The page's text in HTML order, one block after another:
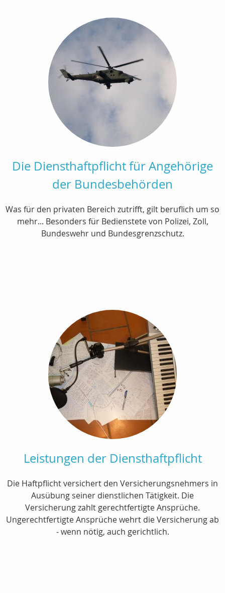
Die Diensthaftpflicht für Angehörige
der Bundesbehörden
Was für den privaten Bereich zutrifft, gilt beruflich um so
mehr... Besonders für Bedienstete von Polizei, Zoll,
Bundeswehr und Bundesgrenzschutz.
Leistungen der Diensthaftpflicht
Die Haftpflicht versichert den Versicherungsnehmers in
Ausübung seiner dienstlichen Tätigkeit. Die
Versicherung zahlt gerechtfertigte Ansprüche.
Ungerechtfertigte Ansprüche wehrt die Versicherung ab
- wenn nötig, auch gerichtlich.